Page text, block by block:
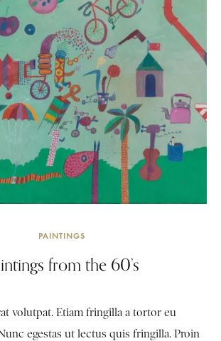
PAINTINGS
from the 60’s
volutpat. Etiam fringilla a tortor eu
egestas ut lectus quis fringilla. Proin